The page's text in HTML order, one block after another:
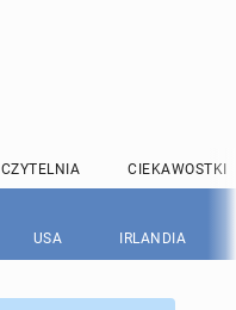
CZYTELNIA CIEKAWOSTKI
USA IRLANDIA